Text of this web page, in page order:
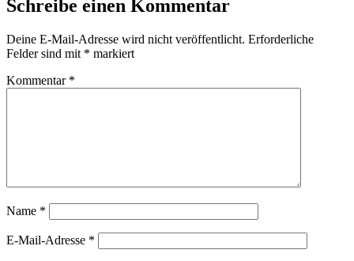
Schreibe einen Kommentar
Deine E-Mail-Adresse wird nicht veröffentlicht. Erforderliche
Felder sind mit * markiert
Kommentar *
Name *
E-Mail-Adresse *